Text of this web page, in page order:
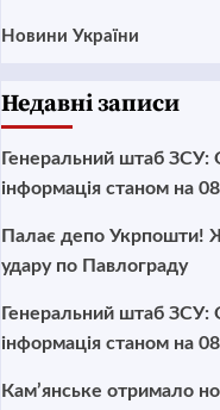
Новини України
Недавні записи
Генеральний штаб ЗСУ:
інформація станом на
Палає депо Укрпошти!
удару по Павлограду
Генеральний штаб ЗСУ:
інформація станом на
Кам’янське отримало